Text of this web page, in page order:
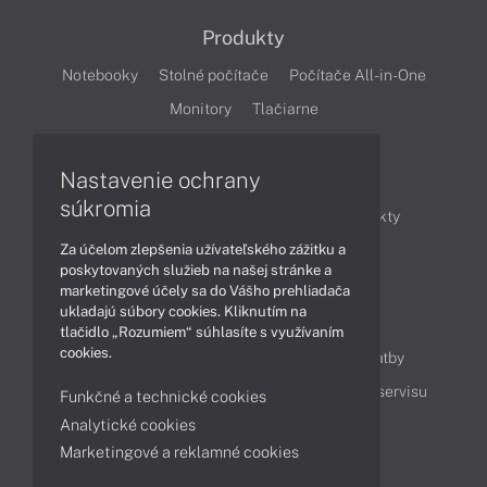
Produkty
Notebooky Stolné počítače
Počítače All-in-One
Monitory
Tlačiarne
Články
Obchodné informácie
Produkty
Technológie
Videá
Obsah
Ako nakupovať
Možnosti doručenia a platby
Podpora a servis
Servisné služby Cenník servisu
Kontakty
Nastavenie ochrany
súkromia
Za účelom zlepšenia užívateľského zážitku a
poskytovaných služieb na našej stránke a
marketingové účely sa do Vášho prehliadača
ukladajú súbory cookies. Kliknutím na
tlačidlo „Rozumiem“ súhlasíte s využívaním
cookies.
Funkčné a technické cookies
Analytické cookies
Marketingové a reklamné cookies